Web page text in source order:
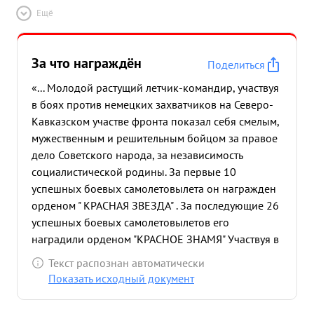
находчивость Делая понескольку заходав вместе с
групой произвел эфективное бомбометание и
арторудия, разрушил 2 окопа с пехотой
противника подавил 3 зенитных точки, прямым
попаданием разрушил блиндаж. 12.8.43 года
младший лейтенант РЯБОВ выполнял
специальное задание Командования в группе
летчиков-охотников и на этот раз он успешно
выполнил задание командования. Группа рана
утром на бреющем полете отыскала цель нанесла
значительный урон противнику и благополучно
вернулась на свои аэродром.Лично товарищ
РЯБОВ уничтожил 2 автомашины с боепрпасами,
выполнение боевых заданий Командования, за
умелое руководство личным составом звена
достоин вторичной Правительственной награды-
Ещё
За что награждён
Поделиться
«... Молодой растущий летчик-командир, участвуя
в боях против немецких захватчиков на Северо-
Кавказском участве фронта показал себя смелым,
мужественным и решительным бойцом за правое
дело Советского народа, за независимость
социалистической родины. За первые 10
успешных боевых самолетовылета он награжден
орденом " КРАСНАЯ ЗВЕЗДА" . За последующие 26
успешных боевых самолетовылетов его
наградили орденом "КРАСНОЕ ЗНАМЯ" Участвуя в
последующих боях против немецких оккупантов,
за окончательное освобождение Кубани и
Текст распознан автоматически
Показать исходный документ